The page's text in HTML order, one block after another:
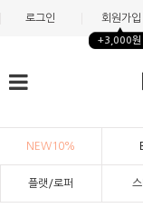
로그인 회원가입
+3,000원
NEW10%
플랫/로퍼